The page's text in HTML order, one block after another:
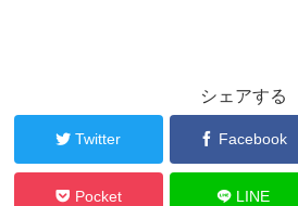
シェアする
Twitter Facebook
Pocket LINE